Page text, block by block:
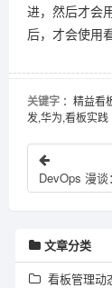
进，然后才会
后，才会使用
关键字 ：精益看
发,华为,看板实践
文章分类
看板管理动